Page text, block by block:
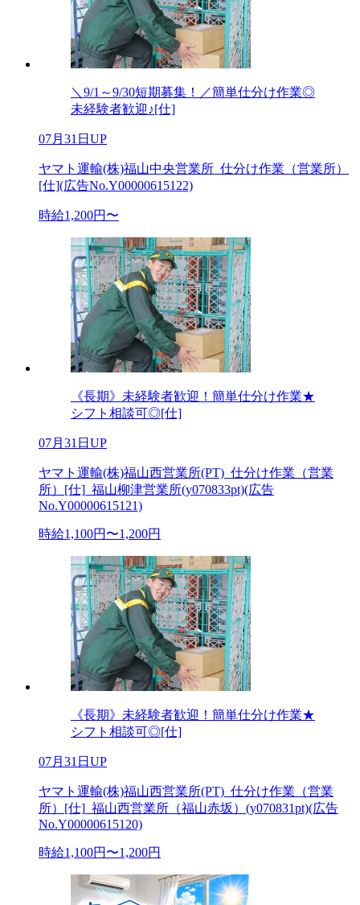
＼9/1～9/30短期募集！／簡単仕分け作業◎
未経験者歓迎♪[仕]
07月31日UP
ヤマト運輸(株)福山中央営業所_仕分け作業（営業所）
[仕](広告No.Y00000615122)
時給1,200円〜
《長期》未経験者歓迎！簡単仕分け作業★
シフト相談可◎[仕]
07月31日UP
ヤマト運輸(株)福山西営業所(PT)_仕分け作業（営業
所）[仕]_福山柳津営業所(y070833pt)(広告
No.Y00000615121)
時給1,100円〜1,200円
《長期》未経験者歓迎！簡単仕分け作業★
シフト相談可◎[仕]
07月31日UP
ヤマト運輸(株)福山西営業所(PT)_仕分け作業（営業
所）[仕]_福山西営業所（福山赤坂）(y070831pt)(広告
No.Y00000615120)
時給1,100円〜1,200円